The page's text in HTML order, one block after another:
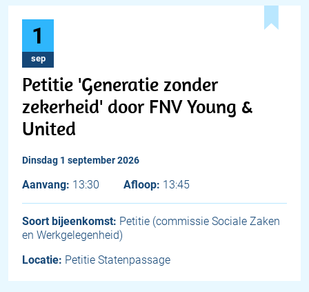
1
sep
Petitie 'Generatie zonder
zekerheid' door FNV Young &
United
dinsdag 1 september 2026
Aanvang: 13:30 Afloop: 13:45
Soort bijeenkomst: Petitie (commissie Sociale Zaken
en Werkgelegenheid)
Locatie: Petitie Statenpassage